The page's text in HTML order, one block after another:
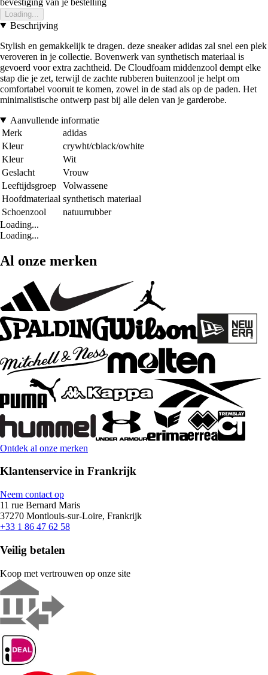
Loading...
Beschrijving
Stylish en gemakkelijk te dragen. deze sneaker adidas zal snel een plek
veroveren in je collectie. Bovenwerk van synthetisch materiaal is
gevoerd voor extra zachtheid. De Cloudfoam middenzool dempt elke
stap die je zet, terwijl de zachte rubberen buitenzool je helpt om
comfortabel vooruit te komen, zowel in de stad als op de paden. Het
minimalistische ontwerp past bij alle delen van je garderobe.
Aanvullende informatie
Merk
adidas
Kleur
crywht/cblack/owhite
Kleur
Wit
Geslacht
Vrouw
Leeftijdsgroep
Volwassene
Hoofdmateriaal synthetisch materiaal
Schoenzool
natuurrubber
Loading...
Loading...
Al onze merken
Ontdek al onze merken
Klantenservice in Frankrijk
Neem contact op
11 rue Bernard Maris
37270 Montlouis-sur-Loire, Frankrijk
+33 1 86 47 62 58
Veilig betalen
Koop met vertrouwen op onze site